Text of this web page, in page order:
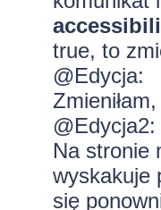
true, to
@Edycja:
@Edycja2:
Na stronie
wyskakuje
się